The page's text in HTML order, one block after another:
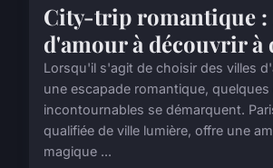
City-trip romantique :
d'amour à découvrir à
Lorsqu'il s'agit de choisir des villes
une escapade romantique,
incontournables se démarquent.
qualifiée de ville lumière, offre une
magique ...